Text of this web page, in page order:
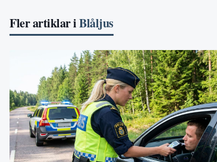
Fler artiklar iBlåljus